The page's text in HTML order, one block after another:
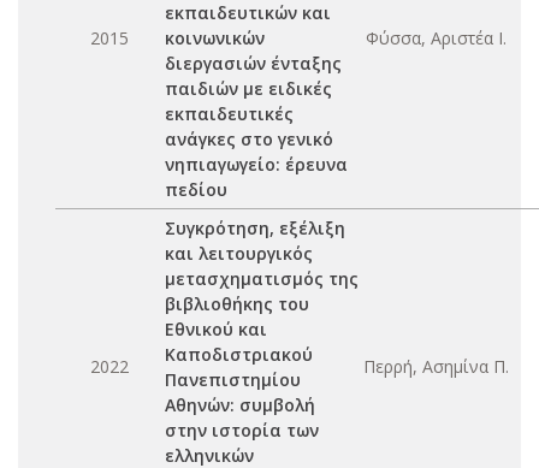
2015
εκπαιδευτικών και
κοινωνικών
διεργασιών ένταξης
παιδιών με ειδικές
εκπαιδευτικές
ανάγκες στο γενικό
νηπιαγωγείο: έρευνα
πεδίου
Φύσσα, Αριστέα Ι.
2022
Συγκρότηση, εξέλιξη
και λειτουργικός
μετασχηματισμός της
βιβλιοθήκης του
Εθνικού και
Καποδιστριακού
Πανεπιστημίου
Αθηνών: συμβολή
στην ιστορία των
ελληνικών
Περρή, Ασημίνα Π.